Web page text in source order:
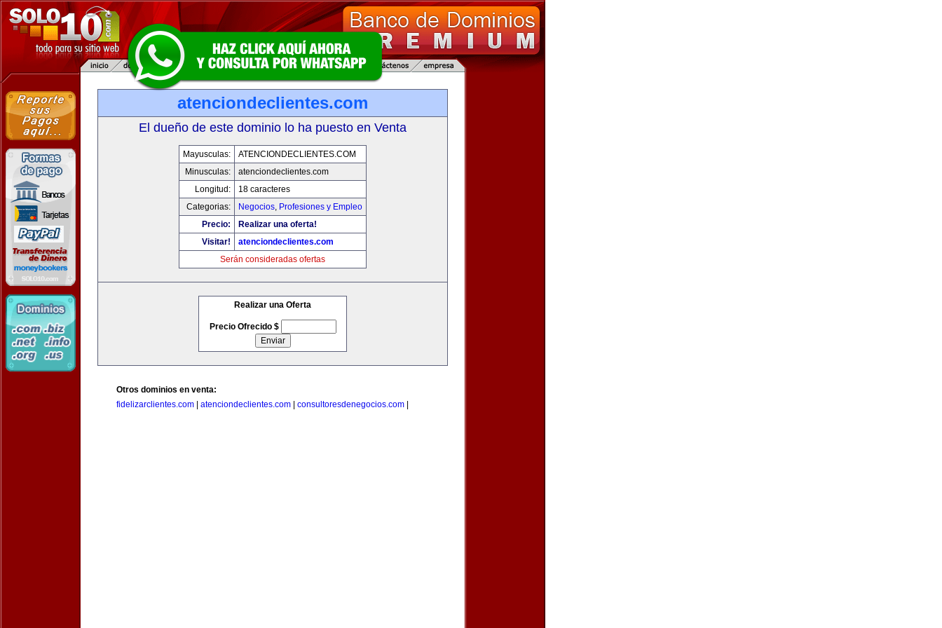
atenciondeclientes.com
El dueño de este dominio lo ha puesto en Venta
Mayusculas:
ATENCIONDECLIENTES.COM
Minusculas:
atenciondeclientes.com
Longitud:
18 caracteres
Categorias:
Negocios, Profesiones y Empleo
Precio:
Realizar una oferta!
Visitar!
atenciondeclientes.com
Serán consideradas ofertas
Realizar una Oferta
Precio Ofrecido $
Otros dominios en venta:
fidelizarclientes.com
atenciondeclientes.com consultoresdenegocios.com